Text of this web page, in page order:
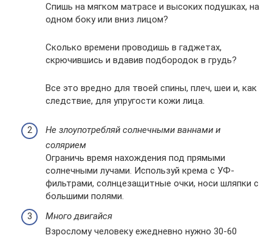
Спишь на мягком матрасе и высоких подушках, на
одном боку или вниз лицом?
Сколько времени проводишь в гаджетах,
скрючившись и вдавив подбородок в грудь?
Все это вредно для твоей спины, плеч, шеи и, как
следствие, для упругости кожи лица.
Не злоупотребляй солнечными ваннами и
солярием
Ограничь время нахождения под прямыми
солнечными лучами. Используй крема с УФ-
фильтрами, солнцезащитные очки, носи шляпки с
большими полями.
Много двигайся
Взрослому человеку ежедневно нужно 30-60